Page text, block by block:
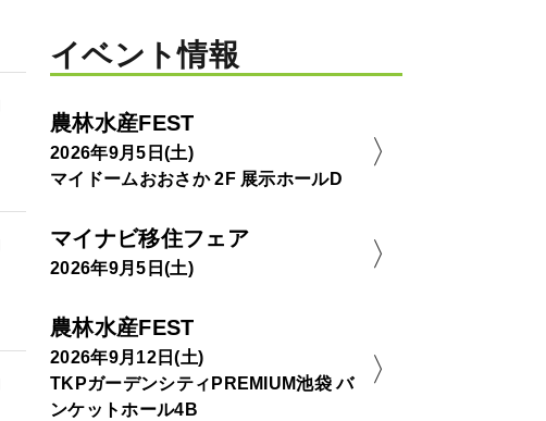
イベント情報
農林水産FEST
2026年9月5日(土)
マイドームおおさか 2F 展示ホールD
マイナビ移住フェア
2026年9月5日(土)
農林水産FEST
2026年9月12日(土)
TKPガーデンシティPREMIUM池袋 バ
ンケットホール4B